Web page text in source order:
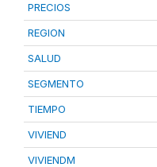
PRECIOS
REGION
SALUD
SEGMENTO
TIEMPO
VIVIEND
VIVIENDM